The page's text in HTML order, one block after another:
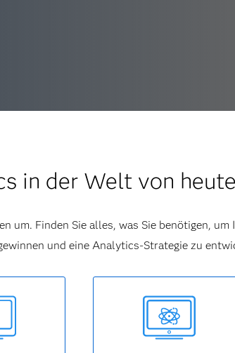
in der Welt von
um. Finden Sie alles, was Sie benötigen,
und eine Analytics-Strategie zu